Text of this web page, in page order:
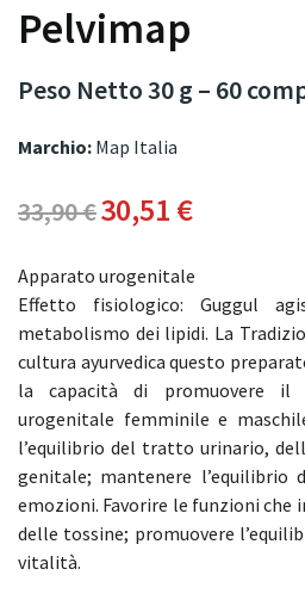
Pelvimap
Peso Netto 30 g – 60
Marchio: Map Italia
33,90 €30,51 €
Apparato urogenitale
Effetto fisiologico: Guggul
metabolismo dei lipidi. La
cultura ayurvedica questo
la capacità di promuovere il
urogenitale femminile e
l’equilibrio del tratto urinario,
genitale; mantenere l’equilibrio
emozioni. Favorire le funzioni che
delle tossine; promuovere
vitalità.